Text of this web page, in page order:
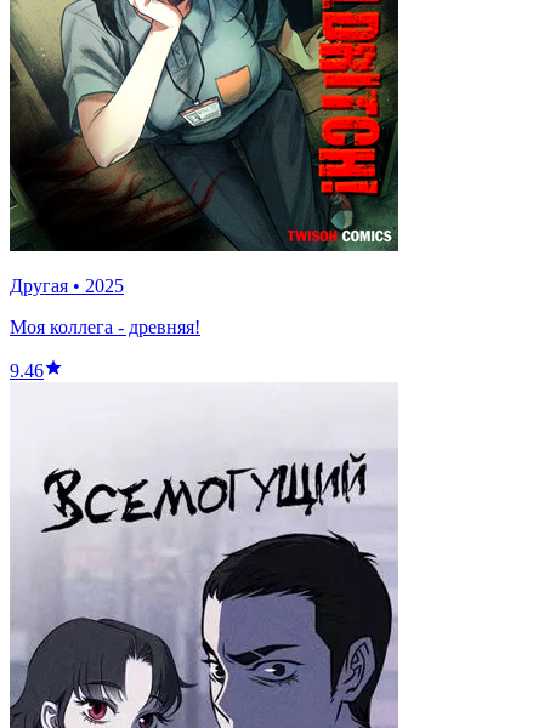
Другая • 2025
Моя коллега - древняя!
9.46